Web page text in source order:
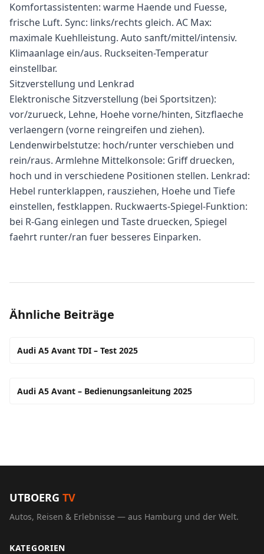
Komfortassistenten: warme Haende und Fuesse,
frische Luft. Sync: links/rechts gleich. AC Max:
maximale Kuehlleistung. Auto sanft/mittel/intensiv.
Klimaanlage ein/aus. Ruckseiten-Temperatur
einstellbar.
Sitzverstellung und Lenkrad
Elektronische Sitzverstellung (bei Sportsitzen):
vor/zurueck, Lehne, Hoehe vorne/hinten, Sitzflaeche
verlaengern (vorne reingreifen und ziehen).
Lendenwirbelstutze: hoch/runter verschieben und
rein/raus. Armlehne Mittelkonsole: Griff druecken,
hoch und in verschiedene Positionen stellen. Lenkrad:
Hebel runterklappen, rausziehen, Hoehe und Tiefe
einstellen, festklappen. Ruckwaerts-Spiegel-Funktion:
bei R-Gang einlegen und Taste druecken, Spiegel
faehrt runter/ran fuer besseres Einparken.
Ähnliche Beiträge
Audi A5 Avant TDI – Test 2025
Audi A5 Avant – Bedienungsanleitung 2025
UTBOERG TV
Autos, Reisen & Erlebnisse — aus Hamburg und der Welt.
KATEGORIEN